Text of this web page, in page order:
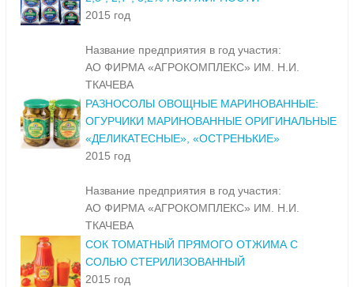
2015 год
Название предприятия в год участия:
АО ФИРМА «АГРОКОМПЛЕКС» ИМ. Н.И.
ТКАЧЕВА
РАЗНОСОЛЫ ОВОЩНЫЕ МАРИНОВАННЫЕ:
ОГУРЧИКИ МАРИНОВАННЫЕ ОРИГИНАЛЬНЫЕ
«ДЕЛИКАТЕСНЫЕ», «ОСТРЕНЬКИЕ»
2015 год
Название предприятия в год участия:
АО ФИРМА «АГРОКОМПЛЕКС» ИМ. Н.И.
ТКАЧЕВА
СОК ТОМАТНЫЙ ПРЯМОГО ОТЖИМА С
СОЛЬЮ СТЕРИЛИЗОВАННЫЙ
2015 год